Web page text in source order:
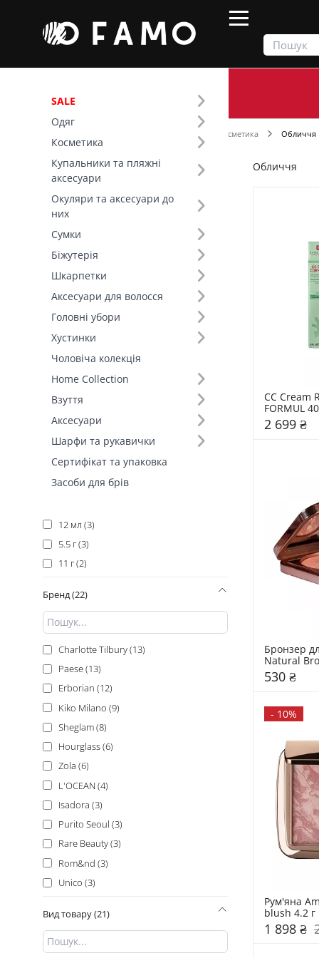
SALE
Одяг
Косметика
Купальники та пляжні
аксесуари
Окуляри та аксесуари до
них
Сумки
Біжутерія
Шкарпетки
Аксесуари для волосся
Головні убори
Хустинки
Чоловіча колекція
Home Collection
Взуття
Аксесуари
Шарфи та рукавички
Сертифікат та упаковка
Засоби для брів
Декоративна косметика Обличчя
Фільтр
Ціна
SALE
Розмір (43)
40 мл (5)
8 г (5)
10 г (4)
45 мл (4)
5 г (4)
12 мл (3)
5.5 г (3)
11 г (2)
5,2 мл (2)
5 мл (2)
2.4 г (1)
2 мл (1)
4,2 гр (1)
Бренд (22)
Charlotte Tilbury (13)
Paese (13)
Erborian (12)
Kiko Milano (9)
Sheglam (8)
Hourglass (6)
Zola (6)
L'OCEAN (4)
Isadora (3)
Purito Seoul (3)
Rare Beauty (3)
Rom&nd (3)
Unico (3)
Fraijour (2)
Innisfree (2)
Вид товару (21)
Обличчя
CC Cream
FORMUL
2 699 ₴
Бронзер
Natural
530 ₴
- 10%
Рум'яна
blush 4.2 г
1 898 ₴